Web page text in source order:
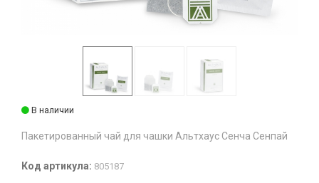
В наличии
Пакетированный чай для чашки Альтхаус Сенча Сенпай
Код артикула: 805187